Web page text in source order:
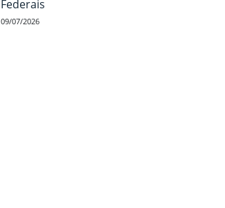
Federais
09/07/2026